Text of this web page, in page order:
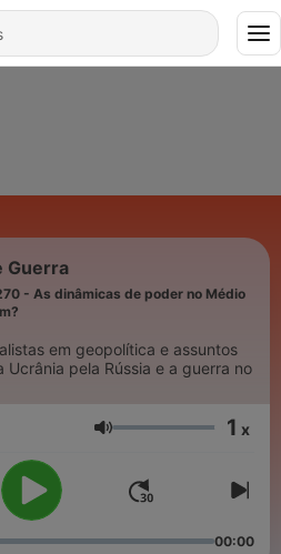
Guerra
- As dinâmicas de poder no Médio
em geopolítica e assuntos
Ucrânia pela Rússia e a guerra no
Volume 1 x
00:00